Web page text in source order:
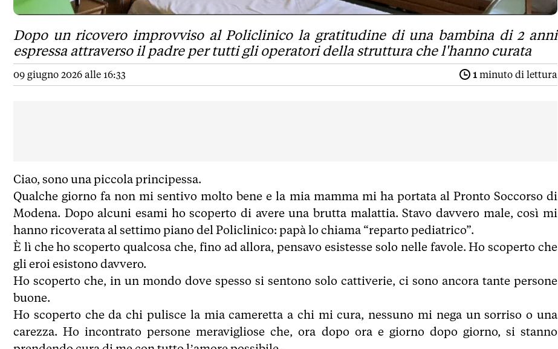
Dopo un ricovero improvviso al Policlinico la gratitudine di una bambina di 2 anni
espressa attraverso il padre per tutti gli operatori della struttura che l'hanno curata
09 giugno 2026 alle 16:33 1 minuto di lettura
Ciao, sono una piccola principessa.
Qualche giorno fa non mi sentivo molto bene e la mia mamma mi ha portata al Pronto Soccorso di
Modena. Dopo alcuni esami ho scoperto di avere una brutta malattia. Stavo davvero male, così mi
hanno ricoverata al settimo piano del Policlinico: papà lo chiama “reparto pediatrico”.
È lì che ho scoperto qualcosa che, fino ad allora, pensavo esistesse solo nelle favole. Ho scoperto che
gli eroi esistono davvero.
Ho scoperto che, in un mondo dove spesso si sentono solo cattiverie, ci sono ancora tante persone
buone.
Ho scoperto che da chi pulisce la mia cameretta a chi mi cura, nessuno mi nega un sorriso o una
carezza. Ho incontrato persone meravigliose che, ora dopo ora e giorno dopo giorno, si stanno